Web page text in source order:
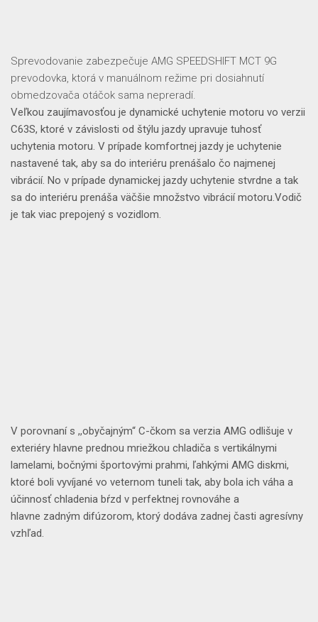
Sprevodovanie zabezpečuje AMG SPEEDSHIFT MCT 9G
prevodovka, ktorá v manuálnom režime pri dosiahnutí
obmedzovača otáčok sama nepreradí.
Veľkou zaujímavosťou je dynamické uchytenie motoru vo verzii
C63S, ktoré v závislosti od štýlu jazdy upravuje tuhosť
uchytenia motoru. V prípade komfortnej jazdy je uchytenie
nastavené tak, aby sa do interiéru prenášalo čo najmenej
vibrácií. No v prípade dynamickej jazdy uchytenie stvrdne a tak
sa do interiéru prenáša väčšie množstvo vibráciímotoru.Vodič
je tak viac prepojený s vozidlom.
V porovnaní s ,,obyčajným“ C-čkom sa verzia AMG odlišuje v
exteriéry hlavne prednou mriežkou chladiča s vertikálnymi
lamelami, bočnými športovými prahmi, ľahkými AMG diskmi,
ktoré boli vyvíjané vo veternom tuneli tak, aby bola ich váha a
účinnosť chladenia bŕzd v perfektnej rovnováhe a
hlavne zadným difúzorom, ktorý dodáva zadnej časti agresívny
vzhľad.